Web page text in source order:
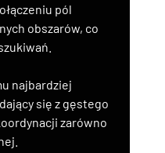
pól
obszarów, co
najbardziej
się z gęstego
zarówno